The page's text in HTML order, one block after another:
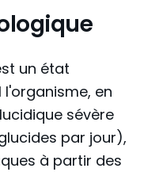
un état
en
sévère
par jour),
à partir des